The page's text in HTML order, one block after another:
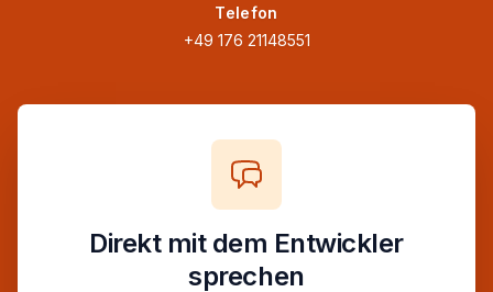
Telefon
+49 176 21148551
Direkt mit dem Entwickler
sprechen